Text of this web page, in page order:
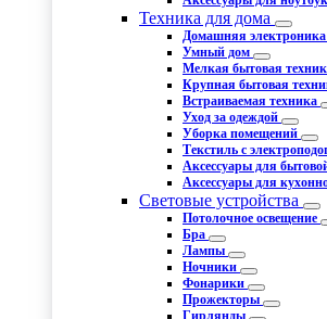
Техника для дома
Домашняя электроника
Умный дом
Мелкая бытовая
Крупная бытовая
Встраиваемая техника
Уход за одеждой
Уборка помещений
Текстиль с
Аксессуары для
Аксессуары для
Световые устройства
Потолочное освещение
Бра
Лампы
Ночники
Фонарики
Прожекторы
Гирлянды